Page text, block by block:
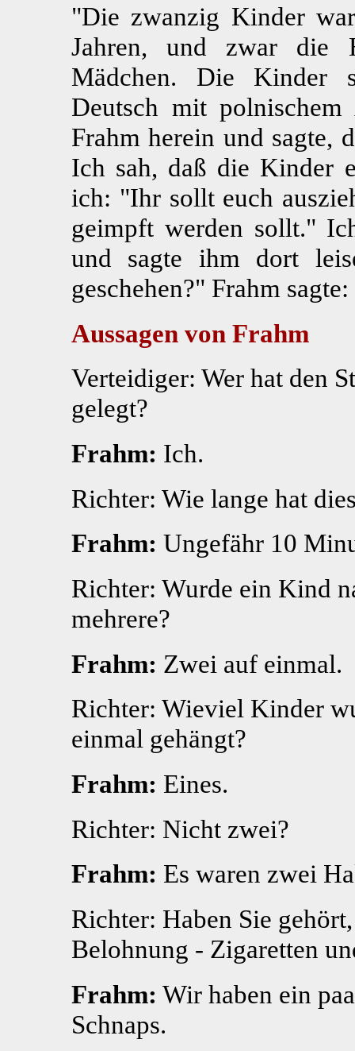
"Die zwanzig Kinder
Jahren, und zwar die
Mädchen. Die Kinder
Deutsch mit
Frahm herein und sagte,
Ich sah, daß die Kinder
ich: "Ihr sollt euch
geimpft werden sollt."
und sagte ihm dort
geschehen?" Frahm
Aussagen von Frahm
Verteidiger: Wer hat den
gelegt?
Frahm: Ich.
Richter: Wie lange hat
Frahm: Ungefähr 10
Richter: Wurde ein Kind
mehrere?
Frahm: Zwei auf einmal.
Richter: Wieviel Kinder
einmal gehängt?
Frahm: Eines.
Richter: Nicht zwei?
Frahm: Es waren zwei
Richter: Haben Sie
Belohnung - Zigaretten
Frahm: Wir haben ein
Schnaps.